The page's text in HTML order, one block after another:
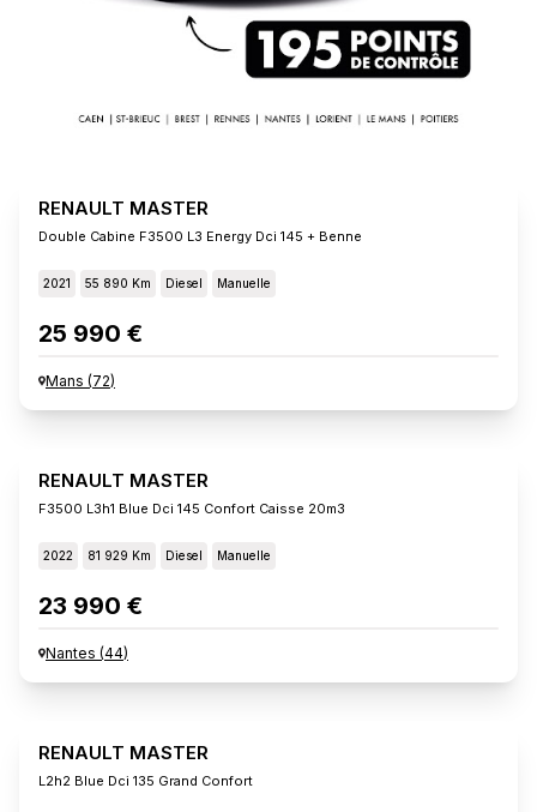
RENAULT MASTER
Double Cabine F3500 L3 Energy Dci 145 + Benne
2021 55 890 Km Diesel Manuelle
25 990 €
Mans (72)
RENAULT MASTER
F3500 L3h1 Blue Dci 145 Confort Caisse 20m3
2022 81 929 Km Diesel Manuelle
23 990 €
Nantes (44)
RENAULT MASTER
L2h2 Blue Dci 135 Grand Confort